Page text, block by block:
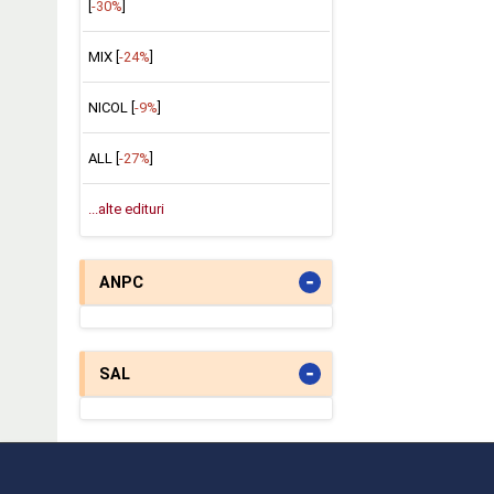
-30%
MIX [ -24%
NICOL [ -9%
ALL [ -27%
...alte edituri
ANPC -
SAL -